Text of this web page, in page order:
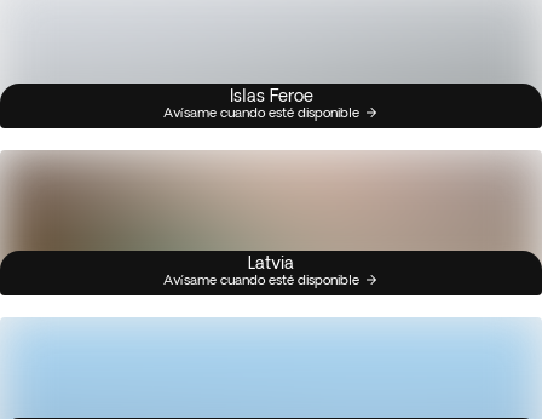
Islas Feroe
Avísame cuando esté disponible
Latvia
Avísame cuando esté disponible